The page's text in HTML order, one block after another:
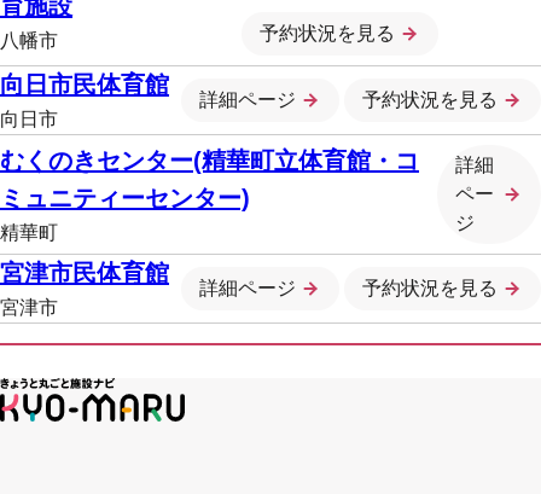
育施設
八幡市 予約状況を見る
向日市民体育館
向日市
詳細ページ 予約状況を見る
むくのきセンター(精華町立体育館・コ
ミュニティーセンター)
精華町
詳細
ペー
ジ
宮津市民体育館
宮津市
詳細ページ 予約状況を見る